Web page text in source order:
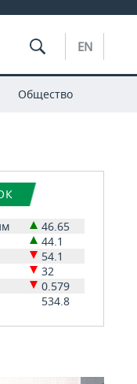
EN
Общество
46.65
44.1
54.1
32
0.579
534.8